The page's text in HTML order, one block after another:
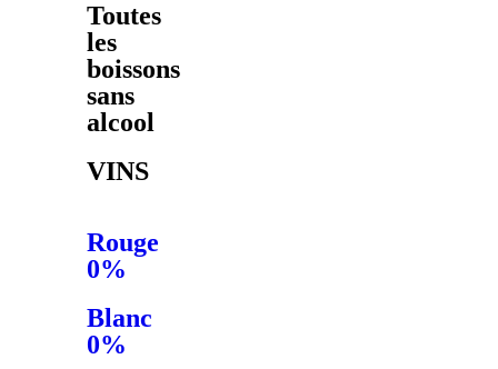
Toutes
les
boissons
sans
alcool
VINS
Rouge
0%
Blanc
0%